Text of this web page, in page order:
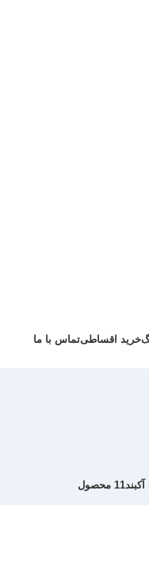
خرید اقساطیتماس با ما
11 محصول